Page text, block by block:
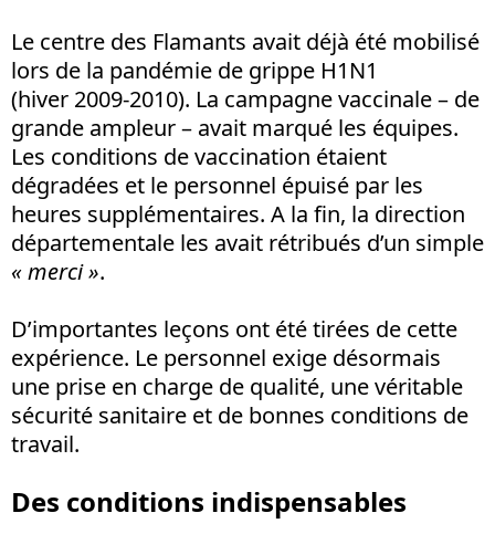
Le centre des Flamants avait déjà été mobilisé
lors de la pandémie de grippe H1N1
(hiver 2009-2010). La campagne vaccinale – de
grande ampleur – avait marqué les équipes.
Les conditions de vaccination étaient
dégradées et le personnel épuisé par les
heures supplémentaires. A la fin, la direction
départementale les avait rétribués d’un simple
« merci ».
D’importantes leçons ont été tirées de cette
expérience. Le personnel exige désormais
une prise en charge de qualité, une véritable
sécurité sanitaire et de bonnes conditions de
travail.
Des conditions indispensables